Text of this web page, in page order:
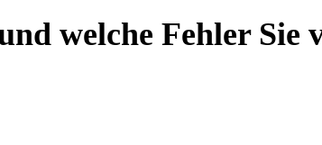
welche Fehler Sie